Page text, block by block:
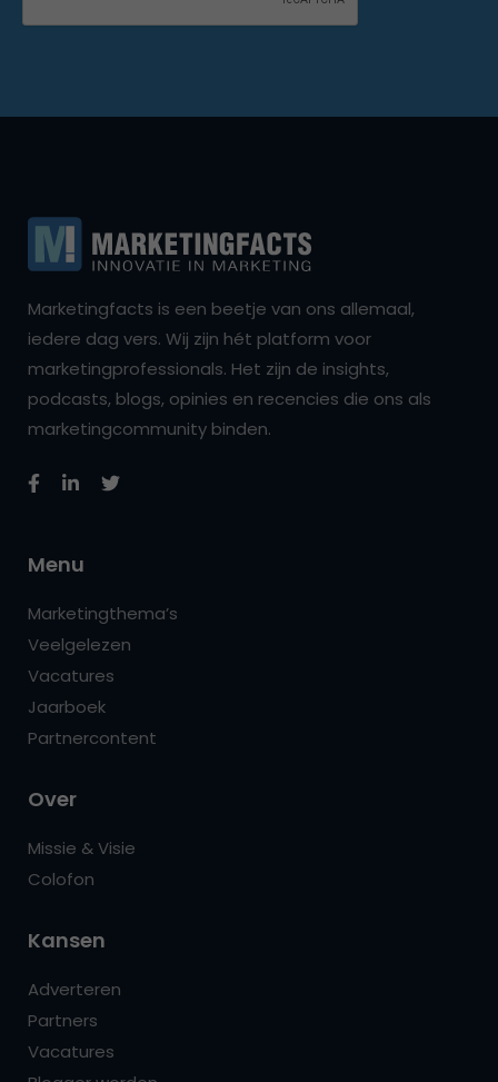
Marketingfacts is een beetje van ons allemaal,
iedere dag vers. Wij zijn hét platform voor
marketingprofessionals. Het zijn de insights,
podcasts, blogs, opinies en recencies die ons als
marketingcommunity binden.
Menu
Marketingthema’s
Veelgelezen
Vacatures
Jaarboek
Partnercontent
Over
Missie & Visie
Colofon
Kansen
Adverteren
Partners
Vacatures